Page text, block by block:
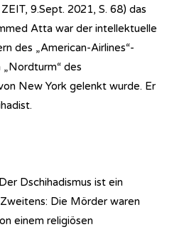
9.Sept. 2021, S. 68) das
Atta war der intellektuelle
des „American-Airlines“-
„Nordturm“ des
New York gelenkt wurde. Er
Dschihadismus ist ein
Die Mörder waren
einem religiösen